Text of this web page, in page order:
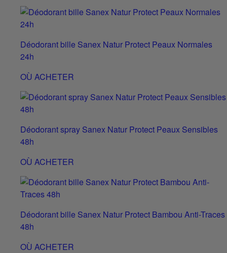
Déodorant bille Sanex Natur Protect Peaux Normales
24h
OÙ ACHETER
Déodorant spray Sanex Natur Protect Peaux Sensibles
48h
OÙ ACHETER
Déodorant bille Sanex Natur Protect Bambou Anti-Traces
48h
OÙ ACHETER